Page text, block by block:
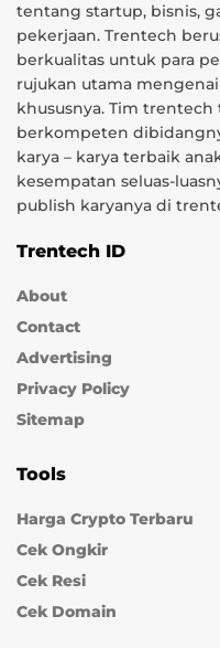
tentang startup, bisnis,
pekerjaan. Trentech
berkualitas untuk para
rujukan utama
khususnya. Tim
berkompeten
karya – karya terbaik
kesempatan seluas-
publish karyanya di
Trentech ID
About
Contact
Advertising
Privacy Policy
Sitemap
Tools
Harga Crypto Terbaru
Cek Ongkir
Cek Resi
Cek Domain